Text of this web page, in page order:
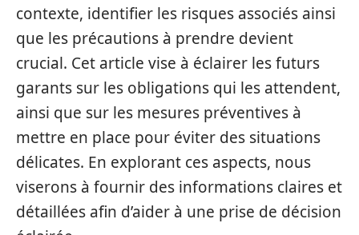
contexte, identifier les risques associés ainsi
que les précautions à prendre devient
crucial. Cet article vise à éclairer les futurs
garants sur les obligations qui les attendent,
ainsi que sur les mesures préventives à
mettre en place pour éviter des situations
délicates. En explorant ces aspects, nous
viserons à fournir des informations claires et
détaillées afin d’aider à une prise de décision